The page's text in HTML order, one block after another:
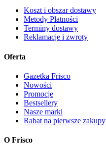
Koszt i obszar dostawy
Metody Płatności
Terminy dostawy
Reklamacje i zwroty
Oferta
Gazetka Frisco
Nowości
Promocje
Bestsellery
Nasze marki
Rabat na pierwsze zakupy
O Frisco